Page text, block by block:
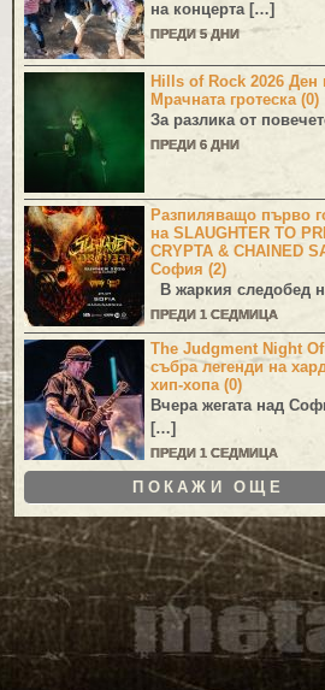
на концерта […]
ПРЕДИ 5 ДНИ
Hills of Rock 2026 Ден
Мрачната гротеска (0)
За разлика от
ПРЕДИ 6 ДНИ
Разпиляващо първо
на SLAUGHTER TO
CRYPTA & CHAINED
София (2)
В жаркия следобед
ПРЕДИ 1 СЕДМИЦА
The Judgment Night
събра легенди на
хип-хопа (0)
Вчера жегата над
[…]
ПРЕДИ 1 СЕДМИЦА
ПОКАЖИ ОЩЕ